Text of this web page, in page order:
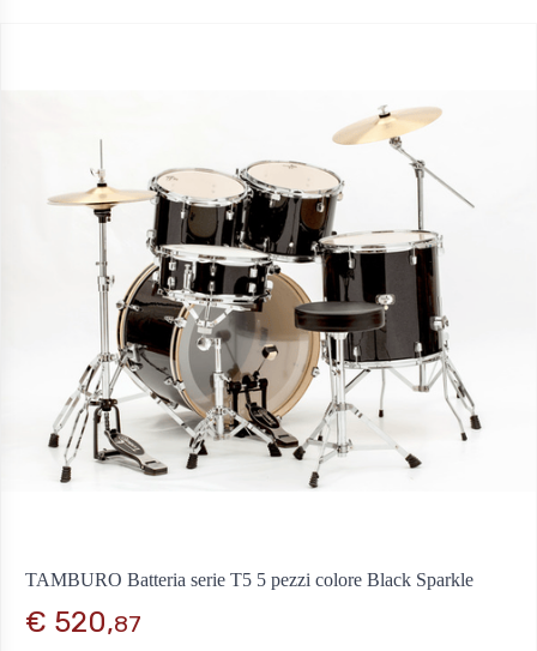
TAMBURO Batteria serie T5 5 pezzi colore Black Sparkle
€ 520,87